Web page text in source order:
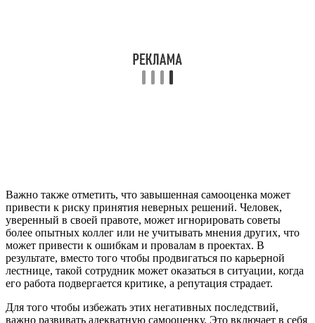
Важно также отметить, что завышенная самооценка может
привести к риску принятия неверных решений. Человек,
уверенный в своей правоте, может игнорировать советы
более опытных коллег или не учитывать мнения других, что
может привести к ошибкам и провалам в проектах. В
результате, вместо того чтобы продвигаться по карьерной
лестнице, такой сотрудник может оказаться в ситуации, когда
его работа подвергается критике, а репутация страдает.
Для того чтобы избежать этих негативных последствий,
важно развивать адекватную самооценку. Это включает в себя